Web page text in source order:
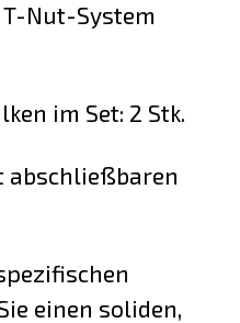
Nut-System
im Set: 2 Stk.
abschließbaren
einen soliden,